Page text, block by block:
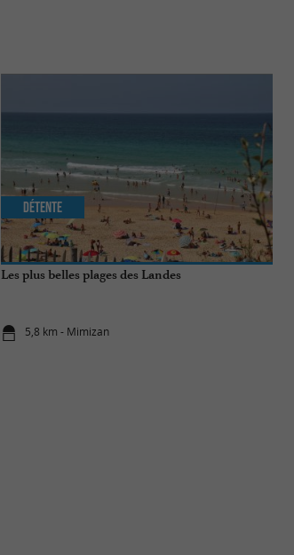
Les plus belles plages des Landes
5,8 km - Mimizan
Détente